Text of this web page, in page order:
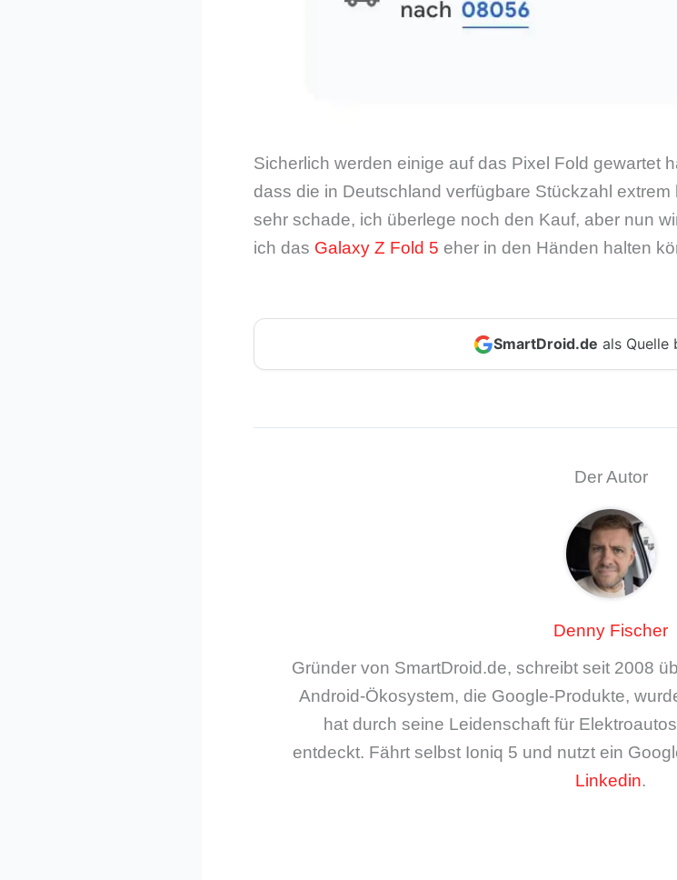
Sicherlich werden einige auf das Pixel Fold gewartet
dass die in Deutschland verfügbare Stückzahl
sehr schade, ich überlege noch den Kauf, aber nun
ich das Galaxy Z Fold 5 eher in den Händen halten
SmartDroid.de als Quelle
Der Autor
Denny Fischer
Gründer von SmartDroid.de, schreibt seit 2008
Android-Ökosystem, die Google-Produkte,
hat durch seine Leidenschaft für
entdeckt. Fährt selbst Ioniq 5 und nutzt ein
Linkedin.